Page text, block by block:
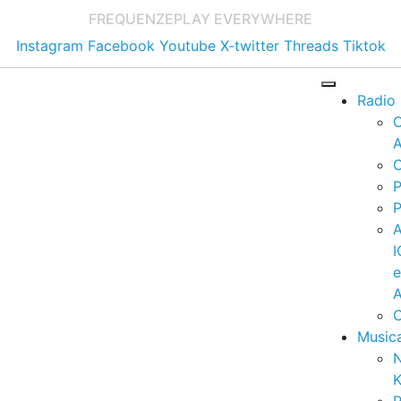
FREQUENZEPLAY EVERYWHERE
Instagram Facebook Youtube X-twitter Threads Tiktok
Radio
e